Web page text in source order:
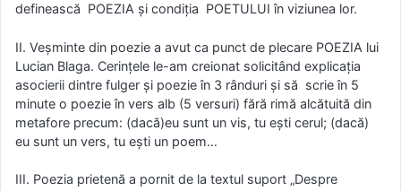
definească POEZIA și condiția POETULUI în viziunea lor.
II. Veșminte din poezie a avut ca punct de plecare POEZIA lui
Lucian Blaga. Cerințele le-am creionat solicitând explicația
asocierii dintre fulger și poezie în 3 rânduri și să scrie în 5
minute o poezie în vers alb (5 versuri) fără rimă alcătuită din
metafore precum: (dacă)eu sunt un vis, tu ești cerul; (dacă)
eu sunt un vers, tu ești un poem…
III. Poezia prietenă a pornit de la textul suport „Despre